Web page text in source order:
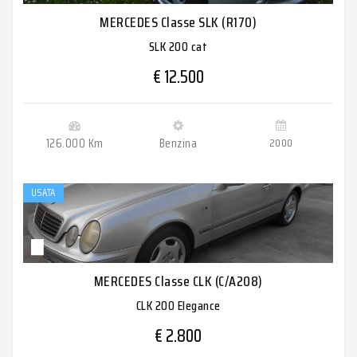
MERCEDES Classe SLK (R170)
SLK 200 cat
€ 12.500
126.000 Km Benzina 2000
USATA
MERCEDES Classe CLK (C/A208)
CLK 200 Elegance
€ 2.800